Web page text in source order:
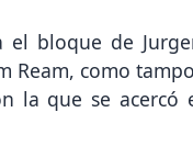
el bloque de
Ream, como
la que se